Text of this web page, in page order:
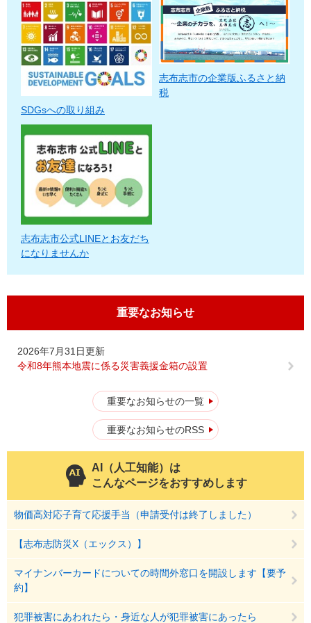
SDGsへの取り組み
志布志市の企業版ふるさと納
税
志布志市公式LINEとお友だち
になりませんか
重要なお知らせ
2026年7月31日更新
令和8年熊本地震に係る災害義援金箱の設置
重要なお知らせの一覧
重要なお知らせのRSS
AI（人工知能）は
こんなページをおすすめします
物価高対応子育て応援手当（申請受付は終了しました）
【志布志防災X（エックス）】
マイナンバーカードについての時間外窓口を開設します【要予
約】
犯罪被害にあわれたら・身近な人が犯罪被害にあったら